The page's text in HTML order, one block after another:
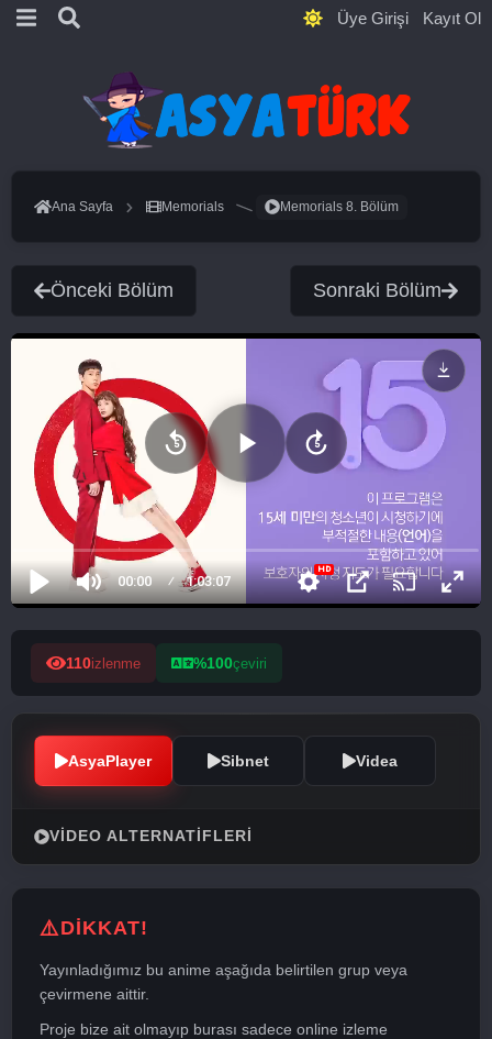
Üye Girişi Kayıt Ol
Ana Sayfa Memorials Memorials 8. Bölüm
Önceki Bölüm Sonraki Bölüm
110izlenme %100çeviri
AsyaPlayer Sibnet Videa
VIDEO ALTERNATIFLERI
DİKKAT!
Yayınladığımız bu anime aşağıda belirtilen grup veya
çevirmene aittir.
Proje bize ait olmayıp burası sadece online izleme